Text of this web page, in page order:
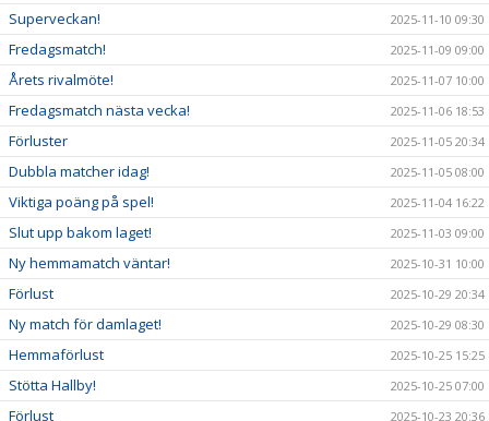
Superveckan! 2025-11-10 09:30
Fredagsmatch! 2025-11-09 09:00
Årets rivalmöte! 2025-11-07 10:00
Fredagsmatch nästa vecka! 2025-11-06 18:53
Förluster 2025-11-05 20:34
Dubbla matcher idag! 2025-11-05 08:00
Viktiga poäng på spel! 2025-11-04 16:22
Slut upp bakom laget! 2025-11-03 09:00
Ny hemmamatch väntar! 2025-10-31 10:00
Förlust 2025-10-29 20:34
Ny match för damlaget! 2025-10-29 08:30
Hemmaförlust 2025-10-25 15:25
Stötta Hallby! 2025-10-25 07:00
Förlust 2025-10-23 20:36